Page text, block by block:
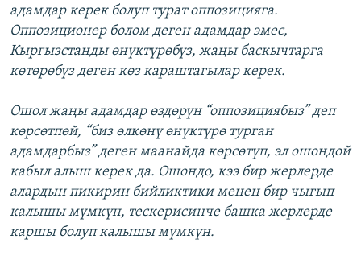
адамдар керек болуп турат оппозицияга.
Оппозиционер болом деген адамдар эмес,
Кыргызстанды өнүктүрөбүз, жаңы баскычтарга
көтөрөбүз деген көз караштагылар керек.
Ошол жаңы адамдар өздөрүн “оппозициябыз” деп
көрсөтпөй, “биз өлкөнү өнүктүрө турган
адамдарбыз” деген маанайда көрсөтүп, эл ошондой
кабыл алыш керек да. Ошондо, кээ бир жерлерде
алардын пикирин бийликтики менен бир чыгып
калышы мүмкүн, тескерисинче башка жерлерде
каршы болуп калышы мүмкүн.